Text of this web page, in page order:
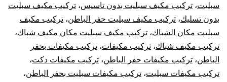
سبليت، تركيب مكيف سبليت بدون تاسيس، تركيب مكيف سبليت
بدون تسليك، تركيب مكيف سبليت حفر الباطن، تركيب مكيف
سبليت مكان الشباك، تركيب مكيف سبليت مكان مكيف شباك،
تركيب مكيف شباك، تركيب مكيفات، تركيب مكيفات بحفر
الباطن، تركيب مكيفات حفر الباطن، تركيب مكيفات دكت،
تركيب مكيفات سبليت، تركيب مكيفات سبليت بحفر الباطن،